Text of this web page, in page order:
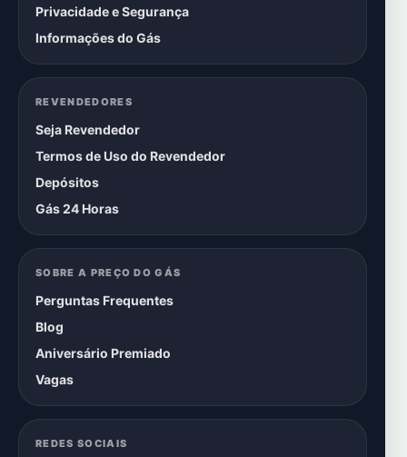
Privacidade e Segurança
Informações do Gás
REVENDEDORES
Seja Revendedor
Termos de Uso do Revendedor
Depósitos
Gás 24 Horas
SOBRE A PREÇO DO GÁS
Perguntas Frequentes
Blog
Aniversário Premiado
Vagas
REDES SOCIAIS